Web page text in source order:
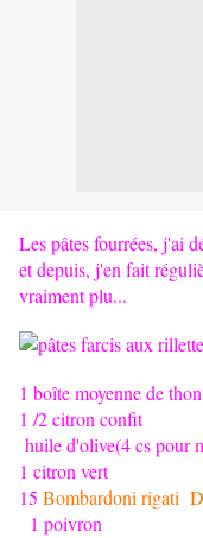
Les pâtes fourrées, j'ai
et depuis, j'en fait
vraiment plu...
1 boîte moyenne de thon
1 /2 citron confit
huile d'olive(4 cs pour
1 citron vert
15 Bombardoni rigati
1 poivron